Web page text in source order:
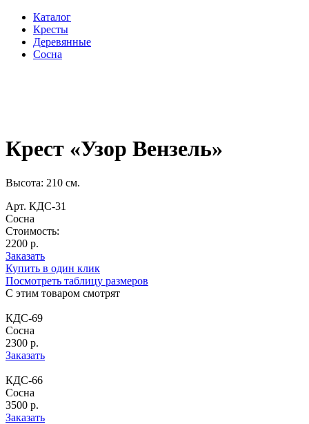
Каталог
Кресты
Деревянные
Сосна
Крест «Узор Вензель»
Высота: 210 см.
Арт. КДС-31
Сосна
Стоимость:
2200 р.
Заказать
Купить в один клик
Посмотреть таблицу размеров
С этим товаром смотрят
КДС-69
Сосна
2300 р.
Заказать
КДС-66
Сосна
3500 р.
Заказать